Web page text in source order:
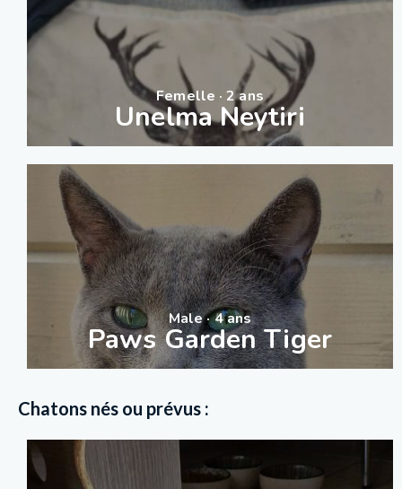
Femelle · 2 ans
Unelma Neytiri
Male · 4 ans
Paws Garden Tiger
Chatons nés ou prévus :